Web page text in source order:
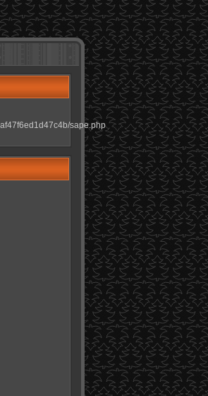
sape.php